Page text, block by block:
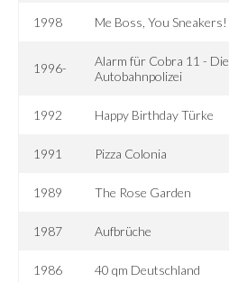
1998 Me Boss, You Sneakers!
1996-
Alarm für Cobra 11 - Die
Autobahnpolizei
1992 Happy Birthday Türke
1991 Pizza Colonia
1989 The Rose Garden
1987 Aufbrüche
1986 40 qm Deutschland